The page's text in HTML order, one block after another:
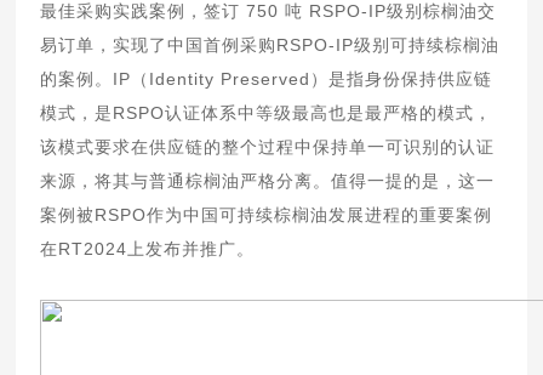
最佳采购实践案例，签订 750 吨 RSPO-IP级别棕榈油交
易订单，实现了中国首例采购RSPO-IP级别可持续棕榈油
的案例。IP（Identity Preserved）是指身份保持供应链
模式，是RSPO认证体系中等级最高也是最严格的模式，
该模式要求在供应链的整个过程中保持单一可识别的认证
来源，将其与普通棕榈油严格分离。值得一提的是，这一
案例被RSPO作为中国可持续棕榈油发展进程的重要案例
在RT2024上发布并推广。